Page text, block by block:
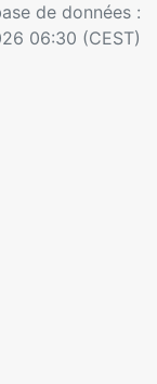
de données :
06:30 (CEST)